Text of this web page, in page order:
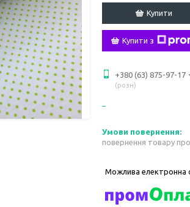
Купити
Купити з
+380 (63) 875-97-17
розн
повернення товару